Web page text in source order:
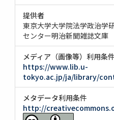
提供者
東京大学大学院法学政治学
センター明治新聞雑誌文庫
メディア（画像等）利用条件
https://www.lib.u-
tokyo.ac.jp/ja/library/
メタデータ利用条件
http://